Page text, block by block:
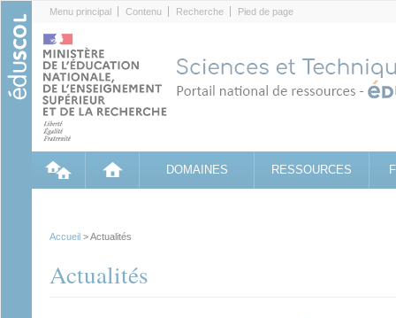
Menu principal Contenu Recherche Pied de page
DOMAINES RESSOURCES
Accueil > Actualités
Actualités